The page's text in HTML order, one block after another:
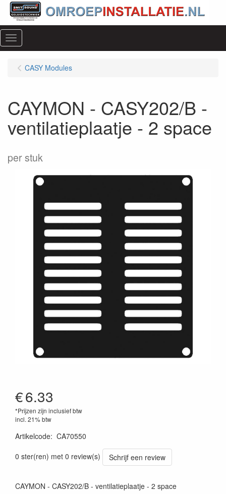
Menu
CASY Modules
CAYMON - CASY202/B -
ventilatieplaatje - 2 space
per stuk
€6.33
*Prijzen zijn inclusief btw
incl. 21% btw
Artikelcode: CA70550
0 ster(ren) met 0 review(s)
Schrijf een review
CAYMON - CASY202/B - ventilatieplaatje - 2 space